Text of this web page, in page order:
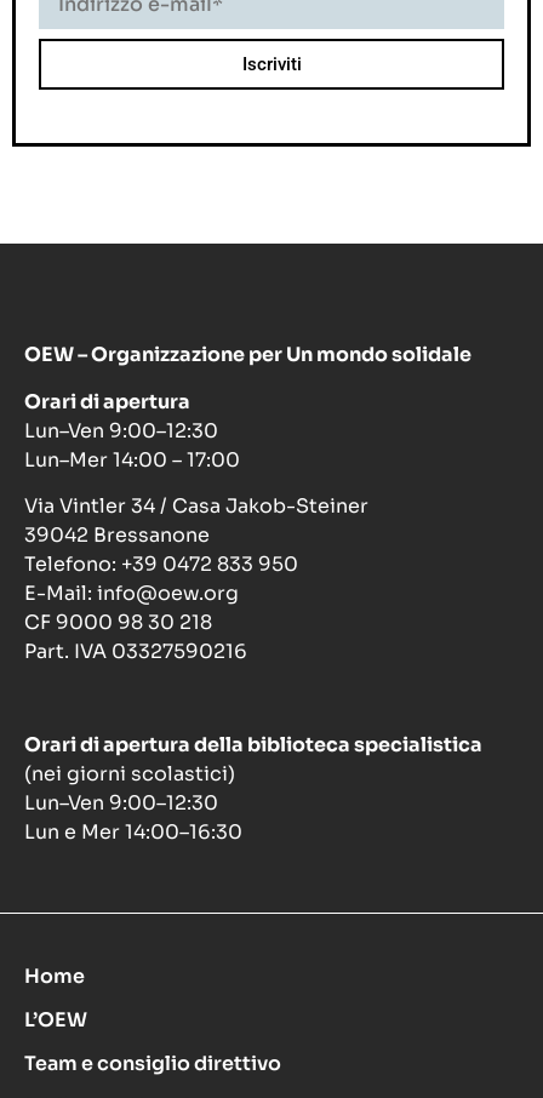
OEW – Organizzazione per Un mondo solidale
Orari di apertura
Lun–Ven 9:00–12:30
Lun–Mer 14:00 – 17:00
Via Vintler 34 / Casa Jakob-Steiner
39042 Bressanone
Telefono: +39 0472 833 950
E-Mail: info@oew.org
CF 9000 98 30 218
Part. IVA 03327590216
Orari di apertura della biblioteca specialistica
(nei giorni scolastici)
Lun–Ven 9:00–12:30
Lun e Mer 14:00–16:30
Home
L’OEW
Team e consiglio direttivo